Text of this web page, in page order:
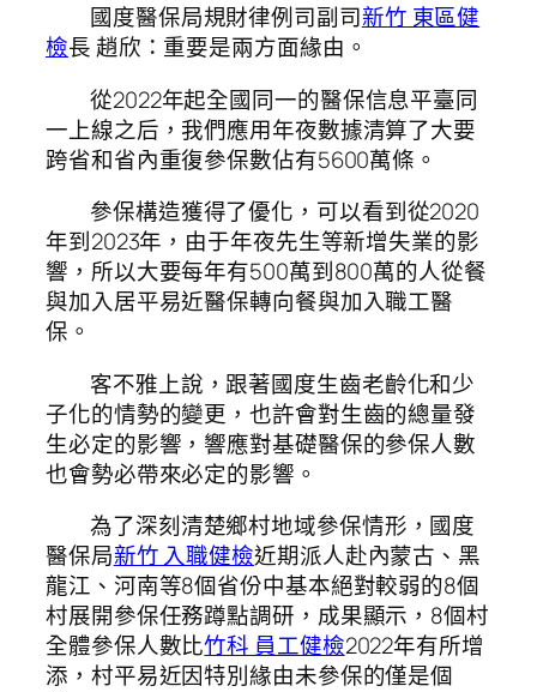
國度醫保局規財律例司副司新竹 東區健
檢長 趙欣：重要是兩方面緣由。
從2022年起全國同一的醫保信息平臺同
一上線之后，我們應用年夜數據清算了大要
跨省和省內重復參保數佔有5600萬條。
參保構造獲得了優化，可以看到從2020
年到2023年，由于年夜先生等新增失業的影
響，所以大要每年有500萬到800萬的人從餐
與加入居平易近醫保轉向餐與加入職工醫
保。
客不雅上說，跟著國度生齒老齡化和少
子化的情勢的變更，也許會對生齒的總量發
生必定的影響，響應對基礎醫保的參保人數
也會勢必帶來必定的影響。
為了深刻清楚鄉村地域參保情形，國度
醫保局新竹 入職健檢近期派人赴內蒙古、黑
龍江、河南等8個省份中基本絕對較弱的8個
村展開參保任務蹲點調研，成果顯示，8個村
全體參保人數比竹科 員工健檢2022年有所增
添，村平易近因特別緣由未參保的僅是個